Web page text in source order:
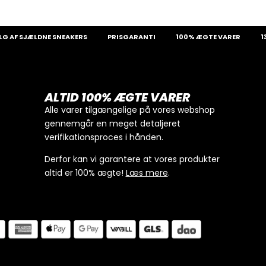
SNEAKERS PRISGARANTI 100% ÆGTE VARER 13.000+
ALTID 100% ÆGTE VARER
Alle varer tilgængelige på vores webshop
gennemgår en meget detaljeret
verifikationsproces i hånden.
Derfor kan vi garantere at vores produkter
altid er 100% ægte! Læs mere.